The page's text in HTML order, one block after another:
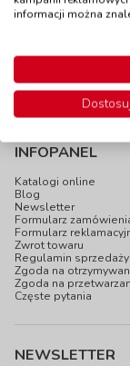
6,90 zł z
INFOPANEL
Katalogi online
Blog
Newsletter
Formularz
Formularz
Zwrot towaru
Regulamin sprzedaży
Zgoda na
Zgoda na
Częste pytania
NEWSLETTER
informacji można
Dostosuj